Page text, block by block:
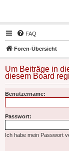
FAQ
Foren-Übersicht
Um Beiträge in
diesem Board
Benutzername:
Passwort:
Ich habe mein Passwort